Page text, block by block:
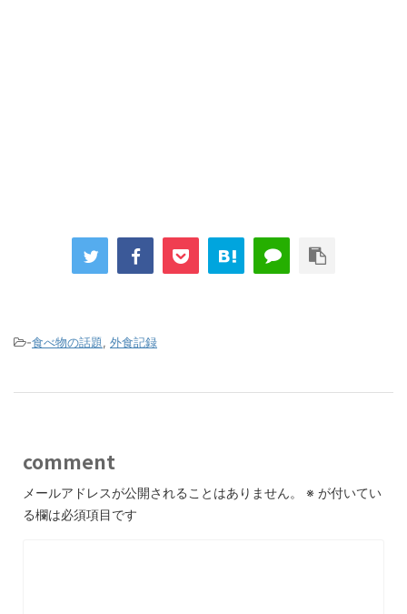
-食べ物の話題, 外食記録
comment
メールアドレスが公開されることはありません。 ※ が付いてい
る欄は必須項目です